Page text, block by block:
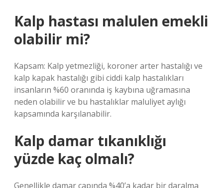
Kalp hastası malulen emekli
olabilir mi?
Kapsam: Kalp yetmezliği, koroner arter hastalığı ve
kalp kapak hastalığı gibi ciddi kalp hastalıkları
insanların %60 oranında iş kaybına uğramasına
neden olabilir ve bu hastalıklar maluliyet aylığı
kapsamında karşılanabilir.
Kalp damar tıkanıklığı
yüzde kaç olmalı?
Genellikle damar çapında %40’a kadar bir daralma